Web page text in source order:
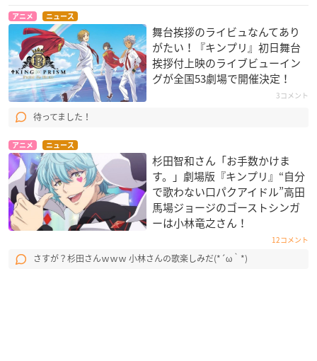
アニメ ニュース
舞台挨拶のライビュなんてあり
がたい！『キンプリ』初日舞台
挨拶付上映のライブビューイン
グが全国53劇場で開催決定！
3コメント
待ってました！
アニメ ニュース
杉田智和さん「お手数かけま
す。」劇場版『キンプリ』“自分
で歌わない口パクアイドル”高田
馬場ジョージのゴーストシンガ
ーは小林竜之さん！
12コメント
さすが？杉田さんｗｗｗ 小林さんの歌楽しみだ(*´ω｀*)